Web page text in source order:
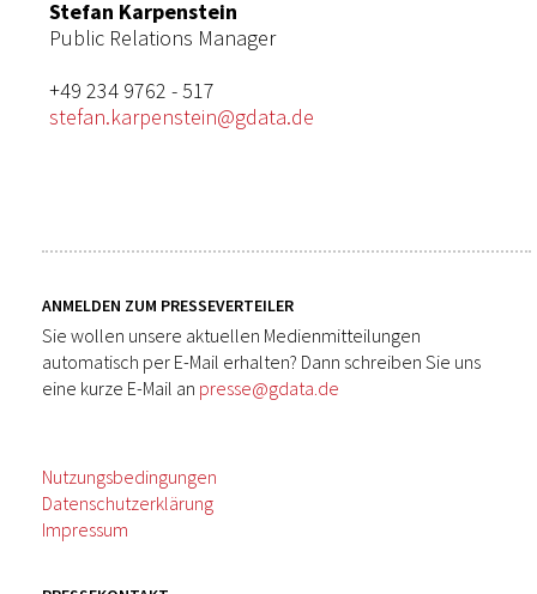
Stefan Karpenstein
Public Relations Manager
+49 234 9762 - 517
stefan.karpenstein@gdata.de
ANMELDEN ZUM PRESSEVERTEILER
Sie wollen unsere aktuellen Medienmitteilungen
automatisch per E-Mail erhalten? Dann schreiben Sie uns
eine kurze E-Mail an presse@gdata.de
Nutzungsbedingungen
Datenschutzerklärung
Impressum